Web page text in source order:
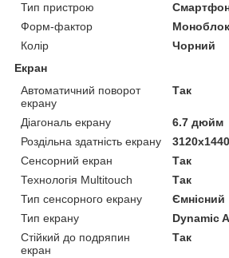
Тип пристрою
Форм-фактор
Моноблок
Колір
Чорний
Екран
Автоматичний поворот
екрану
Так
Діагональ екрану
6.7 дюйм
Роздільна здатність екрану
3120x1440
Сенсорний екран
Так
Технологія Multitouch
Так
Тип сенсорного екрану
Ємнісний
Тип екрану
Dynamic
Стійкий до подряпин
екран
Так